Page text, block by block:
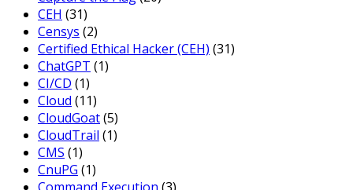
CEH (31)
Censys (2)
Certified Ethical Hacker (CEH) (31)
ChatGPT (1)
CI/CD (1)
Cloud (11)
CloudGoat(5)
CloudTrail (1)
CMS (1)
CnuPG (1)